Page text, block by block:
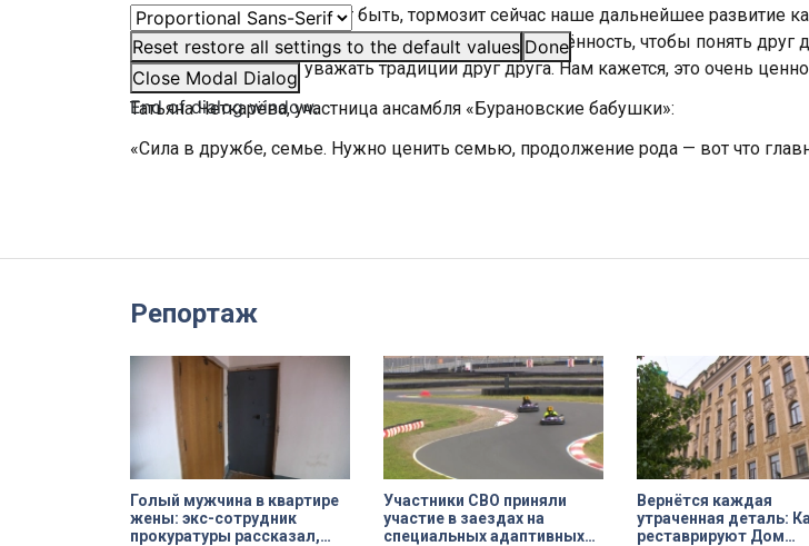
Reset restore all settings to the default values Done
Close Modal Dialog
End of dialog window.
Это самое главное. Может быть, тормозит сейчас наше дальнейшее развитие
разъединённость. Мы пытаемся перейти в объединённость, чтобы понять друг
культуру друг друга, уважать традиции друг друга. Нам кажется, это очень
Татьяна Четкарёва, участница ансамбля «Бурановские бабушки»:
«Сила в дружбе, семье. Нужно ценить семью, продолжение рода — вот что
Репортаж
Голый мужчина в квартире
жены: экс-сотрудник
прокуратуры рассказал,
Участники СВО приняли
участие в заездах на
специальных адаптивных
Вернётся каждая
утраченная деталь:
реставрируют Дом